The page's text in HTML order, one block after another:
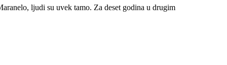
ljudi su uvek tamo. Za deset godina u drugim